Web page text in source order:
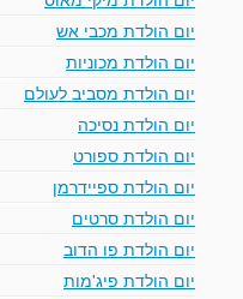
יום הולדת מכבי אש
יום הולדת מכוניות
יום הולדת מסביב לעולם
יום הולדת נסיכה
יום הולדת ספורט
יום הולדת ספיידרמן
יום הולדת סרטים
יום הולדת פו הדוב
יום הולדת פיג'מות